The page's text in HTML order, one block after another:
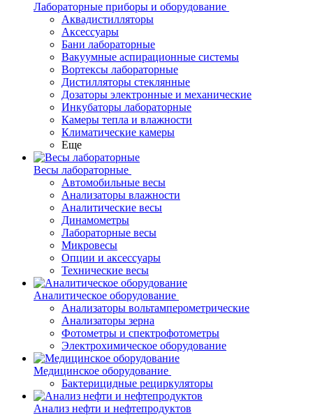
Лабораторные приборы и оборудование
Аквадистилляторы
Аксессуары
Бани лабораторные
Вакуумные аспирационные системы
Вортексы лабораторные
Дистилляторы стеклянные
Дозаторы электронные и механические
Инкубаторы лабораторные
Камеры тепла и влажности
Климатические камеры
Еще
Весы лабораторные
Автомобильные весы
Анализаторы влажности
Аналитические весы
Динамометры
Лабораторные весы
Микровесы
Опции и аксессуары
Технические весы
Аналитическое оборудование
Анализаторы вольтамперометрические
Анализаторы зерна
Фотометры и спектрофотометры
Электрохимическое оборудование
Медицинское оборудование
Бактерицидные рециркуляторы
Анализ нефти и нефтепродуктов